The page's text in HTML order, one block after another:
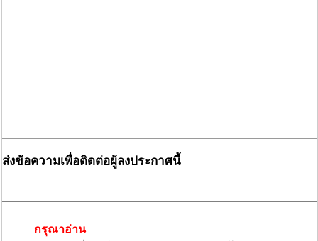
ส่งข้อความเพื่อติดต่อผู้ลงประกาศนี้
กรุณาอ่าน